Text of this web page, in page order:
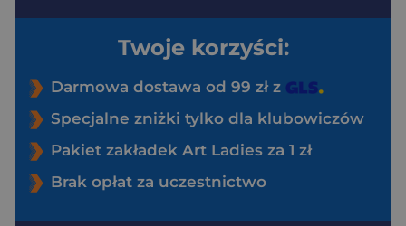
Twoje korzyści:
Darmowa dostawa od 99 zł z
Specjalne zniżki tylko dla klubowiczów
Pakiet zakładek Art Ladies za 1 zł
Brak opłat za uczestnictwo